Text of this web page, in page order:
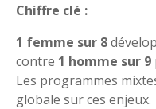
Chiffre clé :
1 femme sur 8
contre 1 homme sur 9
Les programmes
globale sur ces enjeux.